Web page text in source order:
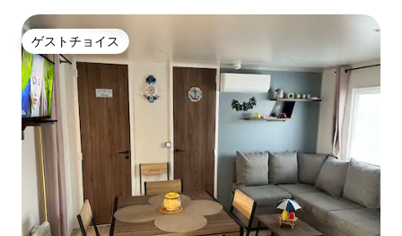
ゲストチョイス
ゲストチョイス